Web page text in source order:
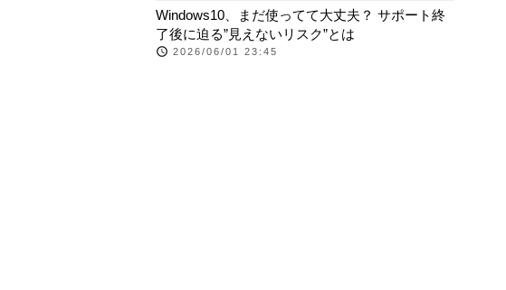
Windows10、まだ使ってて大丈夫？ サポート終
了後に迫る”見えないリスク”とは
2026/06/01 23:45